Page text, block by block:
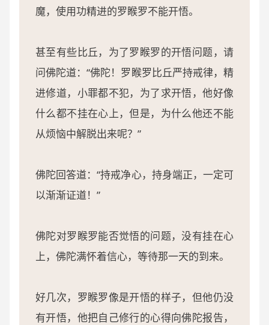
魔，使用功精进的罗睺罗不能开悟。
甚至有些比丘，为了罗睺罗的开悟问题，请
问佛陀道：“佛陀！罗睺罗比丘严持戒律，精
进修道，小罪都不犯，为了求开悟，他好像
什么都不挂在心上，但是，为什么他还不能
从烦恼中解脱出来呢？”
佛陀回答道：“持戒净心，持身端正，一定可
以渐渐证道！”
佛陀对罗睺罗能否觉悟的问题，没有挂在心
上，佛陀满怀着信心，等待那一天的到来。
好几次，罗睺罗像是开悟的样子，但他仍没
有开悟，他把自己修行的心得向佛陀报告，